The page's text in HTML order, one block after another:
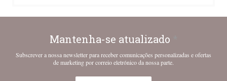
Mantenha-se atualizado
Subscrever a nossa newsletter para receber comunicações personalizadas e ofertas
de marketing por correio eletrónico da nossa parte.